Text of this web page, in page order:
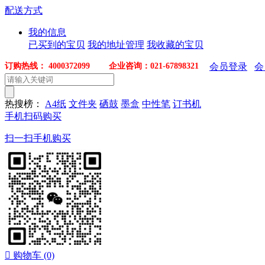
配送方式
我的信息
已买到的宝贝 我的地址管理 我收藏的宝贝
订购热线： 4000372099 企业咨询：021-67898321 会员登录
热搜榜： A4纸 文件夹 硒鼓 墨盒 中性笔 订书机
手机扫码购买
扫一扫手机购买
 购物车 (0)